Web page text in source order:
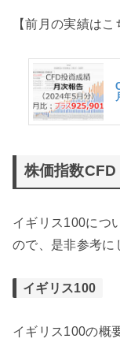
【前月の実績はこ
株価指数CFD
イギリス100につ
ので、是非参考に
イギリス100
イギリス100の概